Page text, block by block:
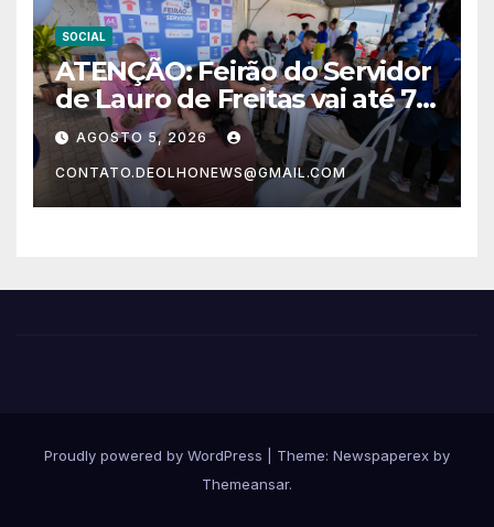
SOCIAL
ATENÇÃO: Feirão do Servidor
de Lauro de Freitas vai até 7
de agosto com desconto na
compra de imóvel
AGOSTO 5, 2026
CONTATO.DEOLHONEWS@GMAIL.COM
Proudly powered by WordPress
Theme: Newspaperex by
Themeansar.